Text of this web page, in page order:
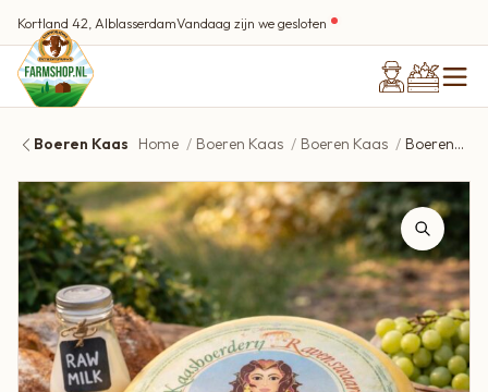
Kortland 42, AlblasserdamVandaag zijn we gesloten
Boeren Kaas Home Boeren Kaas Boeren Kaas Boerenkaas Jong | (rauwmelks) BIO Ravenswaard